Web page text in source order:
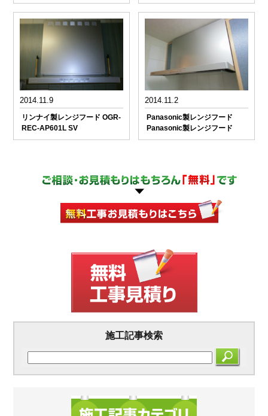
2014.11.9
リンナイ製レンジフード OGR-
REC-AP601L SV
2014.11.2
Panasonic製レンジフード
Panasonic製レンジフード
施工記事検索